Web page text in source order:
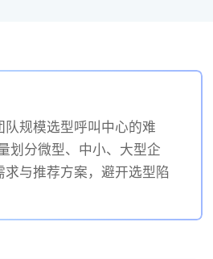
规模选型呼叫中心的难
划分微型、中小、大型企
与推荐方案，避开选型陷